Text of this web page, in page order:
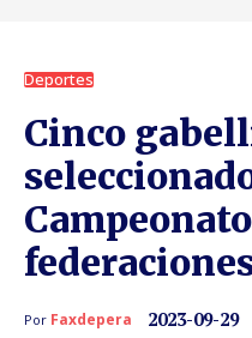
Deportes
Cinco
Por Faxdepera 2023-09-29